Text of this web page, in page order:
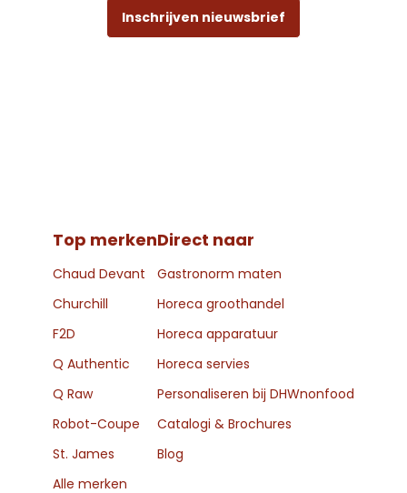
Inschrijven nieuwsbrief
Top merken
Chaud Devant
Churchill
F2D
Q Authentic
Q Raw
Robot-Coupe
St. James
Alle merken
Direct naar
Gastronorm maten
Horeca groothandel
Horeca apparatuur
Horeca servies
Personaliseren bij DHWnonfood
Catalogi & Brochures
Blog